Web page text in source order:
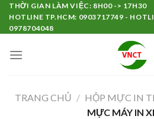
Skip
content
THỜI GIAN LÀM VIỆC: 8H00 ->
HOTLINE TP.HCM: 0903717749 -
0978704048
TRANG CHỦ / HỘP MỰC IN
MỰC MÁY IN